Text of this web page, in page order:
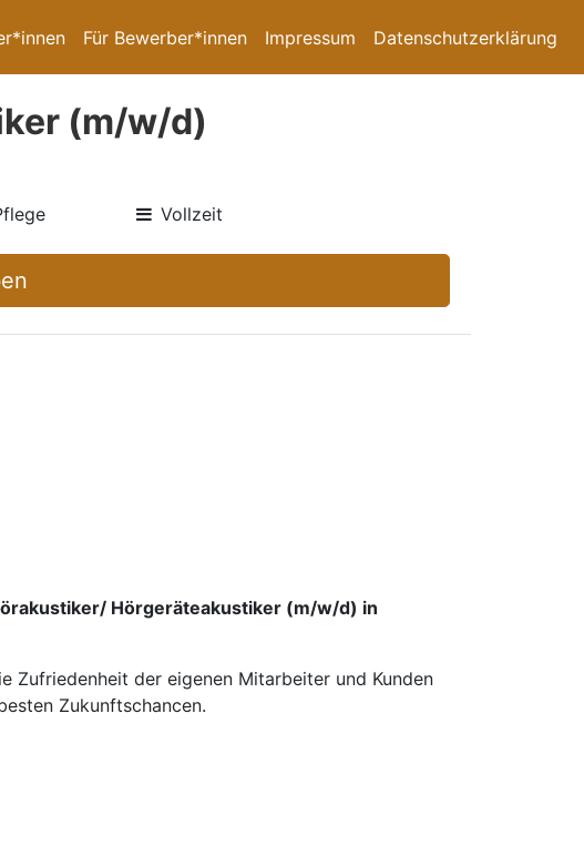
Für Bewerber*innen Impressum Datenschutzerklärung
(m/w/d)
Vollzeit
Hörgeräteakustiker (m/w/d) in
Zufriedenheit der eigenen Mitarbeiter und Kunden
Zukunftschancen.